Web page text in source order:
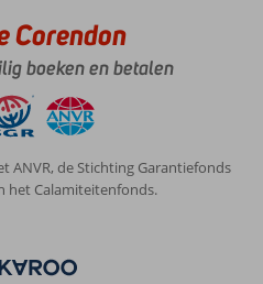
Corendon
boeken en betalen
ANVR, de Stichting Garantiefonds
het Calamiteitenfonds.